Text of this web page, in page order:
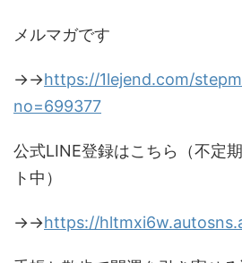
メルマガです
→→https://1lejend.com/
no=699377
公式LINE登録はこちら（不定
ト中）
→→https://